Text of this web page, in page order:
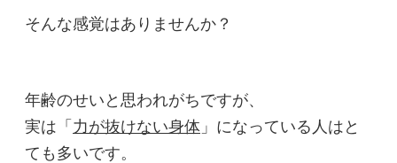
そんな感覚はありませんか？
年齢のせいと思われがちですが、
実は「 力が抜けない身体 」になっている人はと
ても多いです。